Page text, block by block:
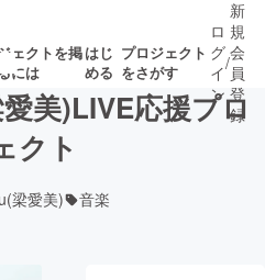
ェクトを掲
には
はじ
める
プロジェクト
をさがす
プロ募集終了が近いプ
ロジェクト
ロ
グ
イ
ン
/
新
規
会
員
登
録
美)LIVE応援プロ
クト
梁愛美) 音楽